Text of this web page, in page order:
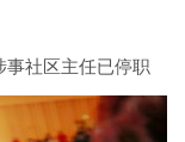
事社区主任已停职